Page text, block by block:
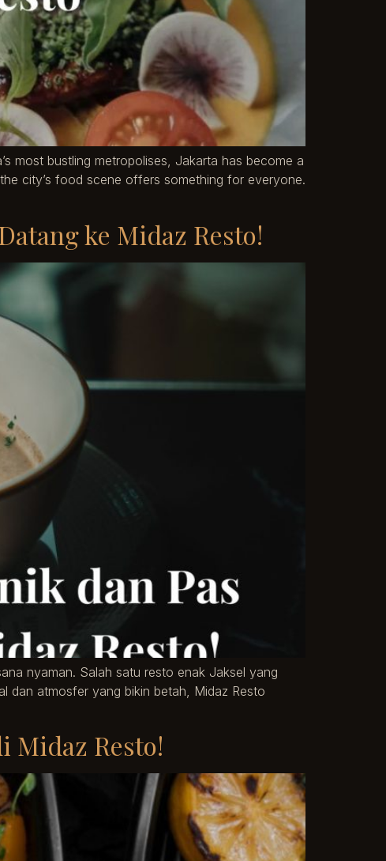
most bustling metropolises, Jakarta has become a
city’s food scene offers something for everyone.
ke Midaz Resto!
nyaman. Salah satu resto enak Jaksel yang
dan atmosfer yang bikin betah, Midaz Resto
Midaz Resto!